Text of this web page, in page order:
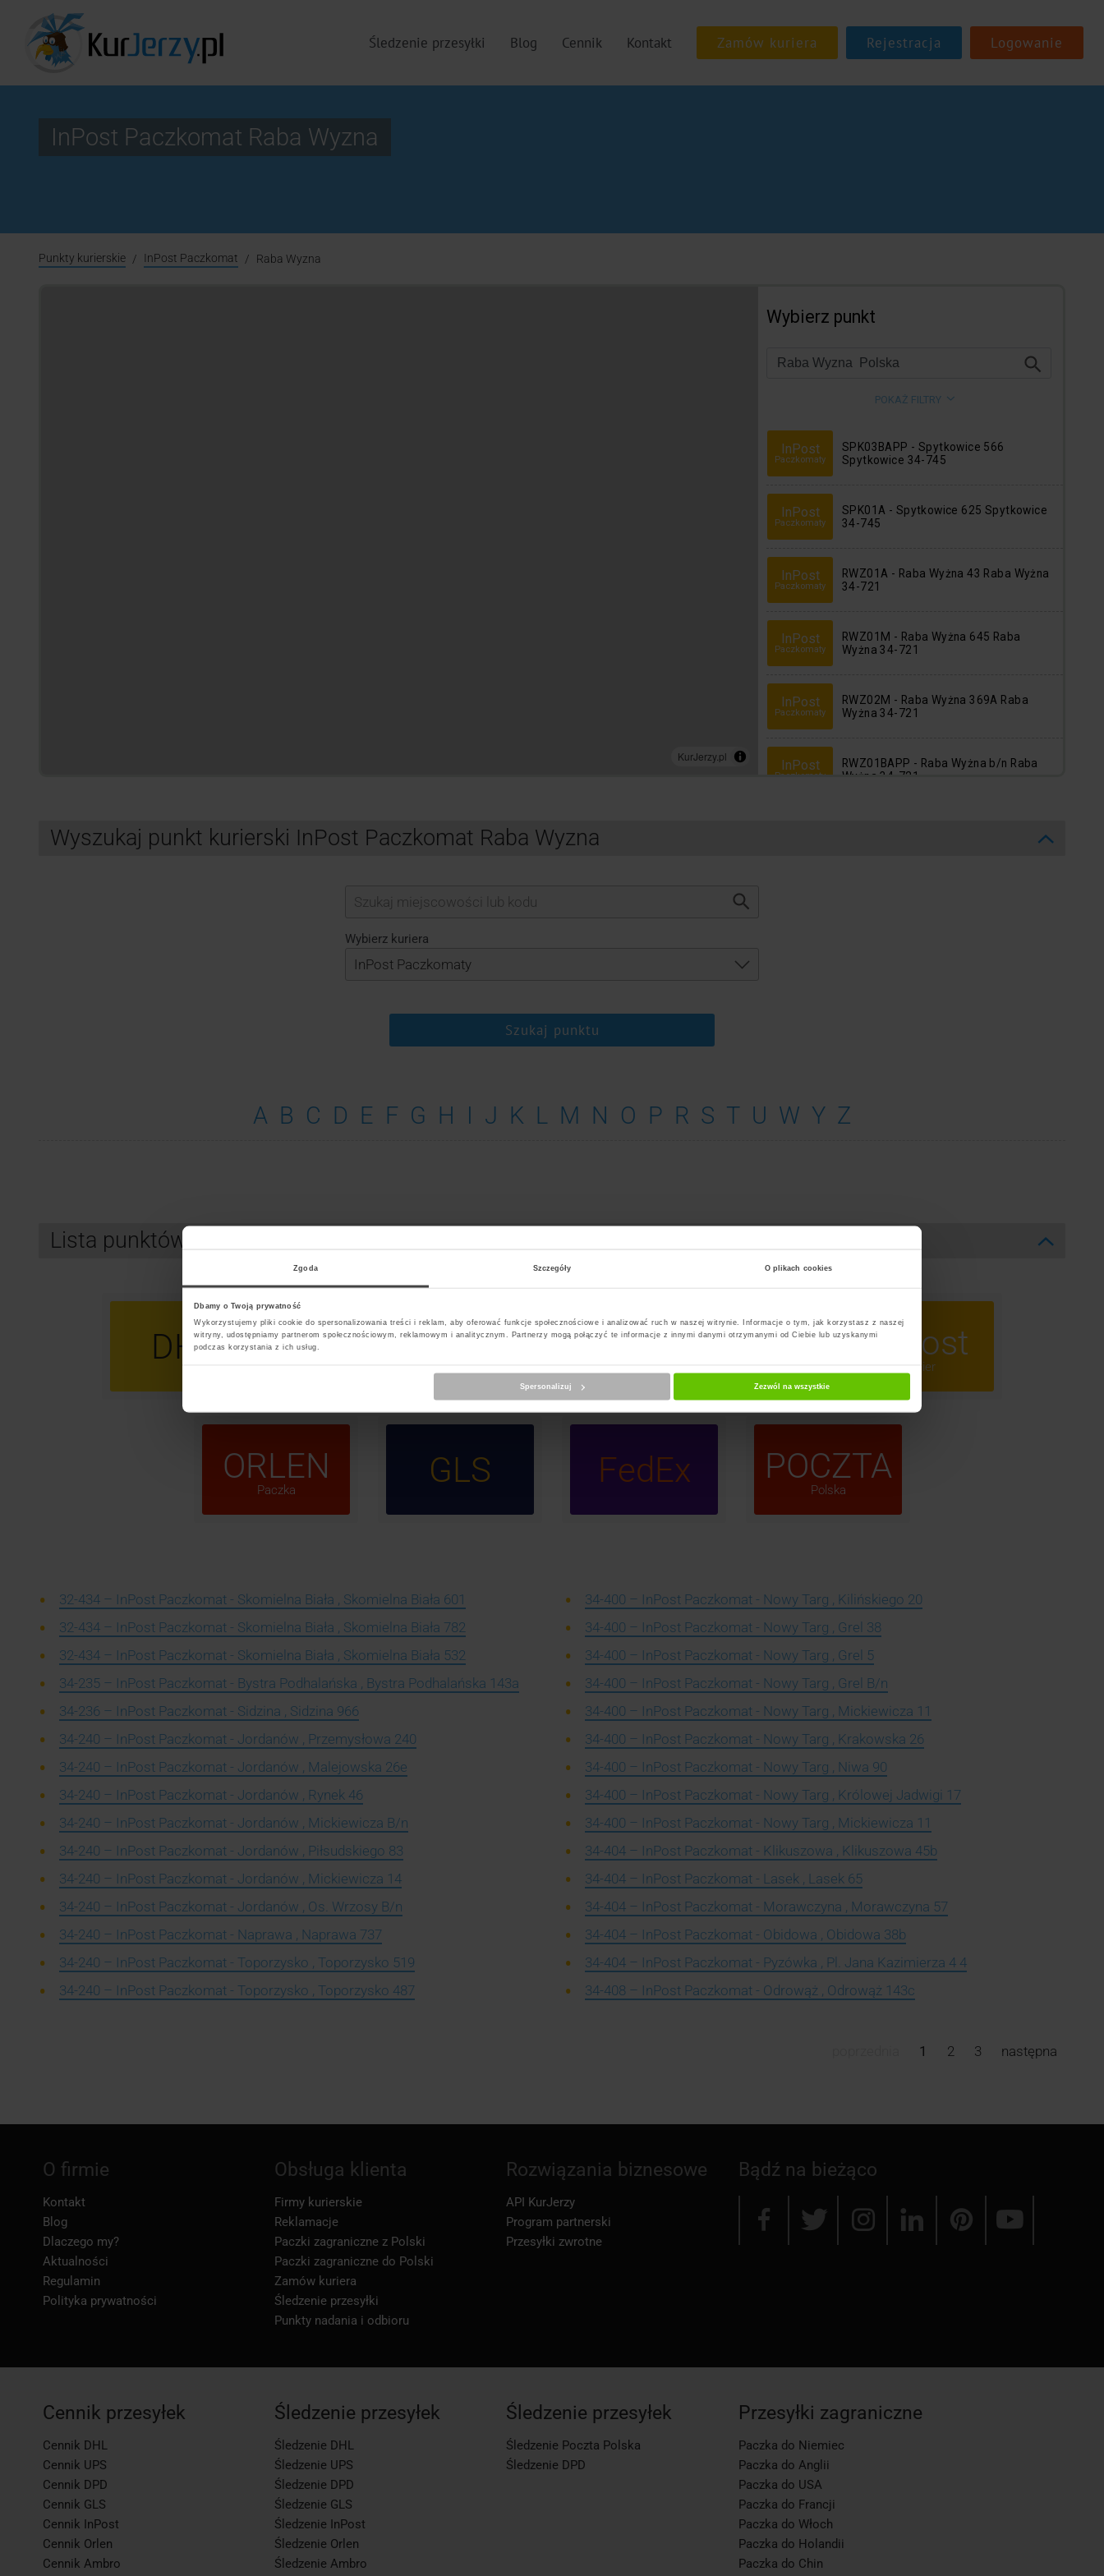
Zgoda Szczegóły O plikach cookies
Dbamy o Twoją prywatność
Wykorzystujemy pliki cookie do spersonalizowania treści i reklam, aby oferować funkcje społecznościowe i analizować ruch w naszej witrynie. Informacje o tym, jak korzystasz z naszej
witryny, udostępniamy partnerom społecznościowym, reklamowym i analitycznym. Partnerzy mogą połączyć te informacje z innymi danymi otrzymanymi od Ciebie lub uzyskanymi
podczas korzystania z ich usług.
Spersonalizuj Zezwól na wszystkie
Śledzenie przesyłki Blog Cennik Kontakt Rejestracja Logowanie
InPost Paczkomat Raba Wyzna
Punkty kurierskie InPost Paczkomat Raba Wyzna
Wyszukaj punkt kurierski InPost Paczkomat Raba Wyzna
Wybierz kuriera
Szukaj punktu
A B C D E F G H I J K L M N O P R S T U W Y Z
Lista punktów kurierskich InPost Paczkomat Raba Wyzna
DHL UPS DPD InPost InPost
Kurier
ORLEN
Paczka GLS FedEx POCZTA
Polska
32-434 – InPost Paczkomat - Skomielna Biała , Skomielna Biała 601
32-434 – InPost Paczkomat - Skomielna Biała , Skomielna Biała 782
32-434 – InPost Paczkomat - Skomielna Biała , Skomielna Biała 532
34-235 – InPost Paczkomat - Bystra Podhalańska , Bystra Podhalańska 143a
34-236 – InPost Paczkomat - Sidzina , Sidzina 966
34-240 – InPost Paczkomat - Jordanów , Przemysłowa 240
34-240 – InPost Paczkomat - Jordanów , Malejowska 26e
34-240 – InPost Paczkomat - Jordanów , Rynek 46
34-240 – InPost Paczkomat - Jordanów , Mickiewicza B/n
34-240 – InPost Paczkomat - Jordanów , Piłsudskiego 83
34-240 – InPost Paczkomat - Jordanów , Mickiewicza 14
34-240 – InPost Paczkomat - Jordanów , Os. Wrzosy B/n
34-240 – InPost Paczkomat - Naprawa , Naprawa 737
34-240 – InPost Paczkomat - Toporzysko , Toporzysko 519
34-240 – InPost Paczkomat - Toporzysko , Toporzysko 487
34-400 – InPost Paczkomat - Nowy Targ , Kilińskiego 20
34-400 – InPost Paczkomat - Nowy Targ , Grel 38
34-400 – InPost Paczkomat - Nowy Targ , Grel 5
34-400 – InPost Paczkomat - Nowy Targ , Grel B/n
34-400 – InPost Paczkomat - Nowy Targ , Mickiewicza 11
34-400 – InPost Paczkomat - Nowy Targ , Krakowska 26
34-400 – InPost Paczkomat - Nowy Targ , Niwa 90
34-400 – InPost Paczkomat - Nowy Targ , Królowej Jadwigi 17
34-400 – InPost Paczkomat - Nowy Targ , Mickiewicza 11
34-404 – InPost Paczkomat - Klikuszowa , Klikuszowa 45b
34-404 – InPost Paczkomat - Lasek , Lasek 65
34-404 – InPost Paczkomat - Morawczyna , Morawczyna 57
34-404 – InPost Paczkomat - Obidowa , Obidowa 38b
34-404 – InPost Paczkomat - Pyzówka , Pl. Jana Kazimierza 4 4
34-408 – InPost Paczkomat - Odrowąż , Odrowąż 143c
1 2 3 następna
Bądź na bieżąco
O firmie
Kontakt
Blog
Dlaczego my?
Aktualności
Regulamin
Polityka prywatności
Obsługa klienta
Firmy kurierskie
Reklamacje
Paczki zagraniczne z Polski
Paczki zagraniczne do Polski
Zamów kuriera
Śledzenie przesyłki
Punkty nadania i odbioru
Rozwiązania biznesowe
API KurJerzy
Program partnerski
Przesyłki zwrotne
Cennik przesyłek
Cennik DHL
Cennik UPS
Cennik DPD
Cennik GLS
Cennik InPost
Cennik Orlen
Cennik Ambro
Śledzenie przesyłek
Śledzenie DHL
Śledzenie UPS
Śledzenie DPD
Śledzenie GLS
Śledzenie InPost
Śledzenie Orlen
Śledzenie Ambro
Śledzenie przesyłek
Śledzenie Poczta Polska
Śledzenie DPD
Przesyłki zagraniczne
Paczka do Niemiec
Paczka do Anglii
Paczka do USA
Paczka do Francji
Paczka do Włoch
Paczka do Holandii
Paczka do Chin